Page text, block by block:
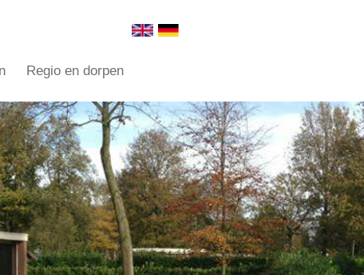
Regio en dorpen